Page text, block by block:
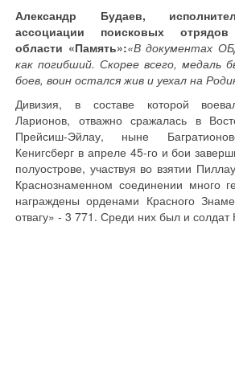
Александр Будаев,
ассоциации поисковых отрядов
области «Память»:«В документах
как погибший. Скорее всего, медаль
боев, воин остался жив и уехал на
Дивизия, в составе которой
Ларионов, отважно сражалась в
Прейсиш-Эйлау, ныне
Кенигсберг в апреле 45-го и бои
полуострове, участвуя во взятии
Краснознаменном соединении много
награждены орденами Красного
отвагу» - 3 771. Среди них был и